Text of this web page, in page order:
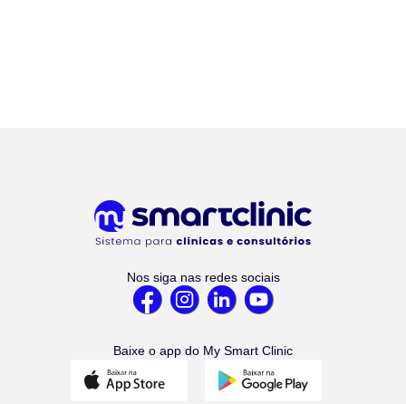
Nos siga nas redes sociais
Baixe o app do My Smart Clinic